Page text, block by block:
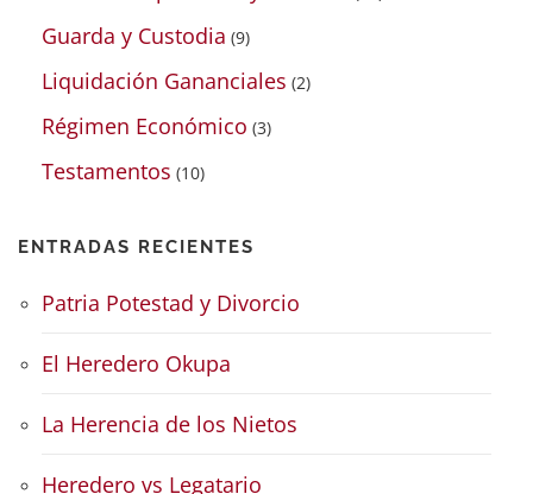
Guarda y Custodia (9)
Liquidación Gananciales (2)
Régimen Económico (3)
Testamentos (10)
ENTRADAS RECIENTES
Patria Potestad y Divorcio
El Heredero Okupa
La Herencia de los Nietos
Heredero vs Legatario